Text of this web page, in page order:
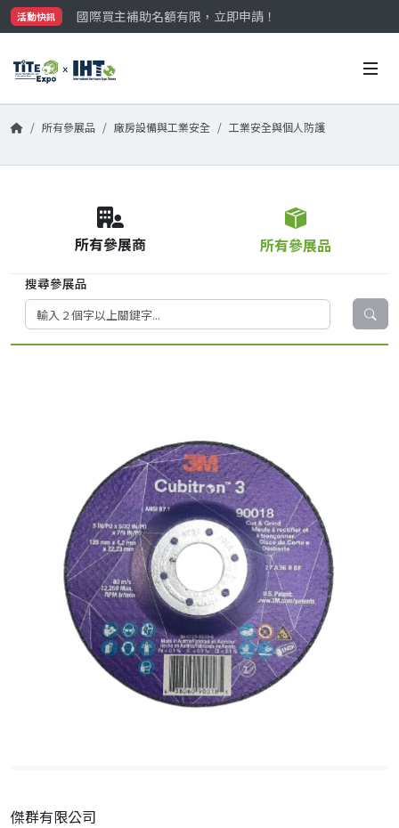
活動快訊
國際買主補助名額有限，立即申請！
參觀門票開放申請中‼️
國際買主補助名額有限，立即申請！
所有參展品 廠房設備與工業安全 工業安全與個人防護
所有參展商 所有參展品
搜尋參展品
傑群有限公司